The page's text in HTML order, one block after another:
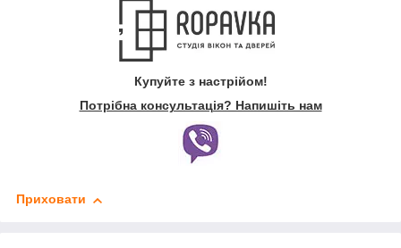
Купуйте з настрійом!
Потрібна консультація? Напишіть нам
Приховати